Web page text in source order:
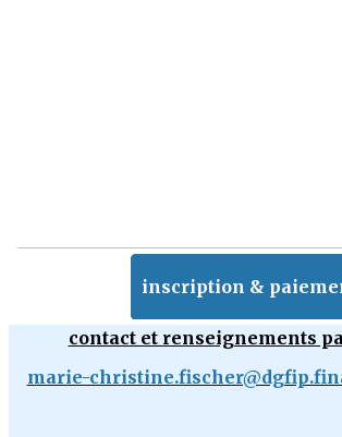
inscription &
contact et renseignements
marie-